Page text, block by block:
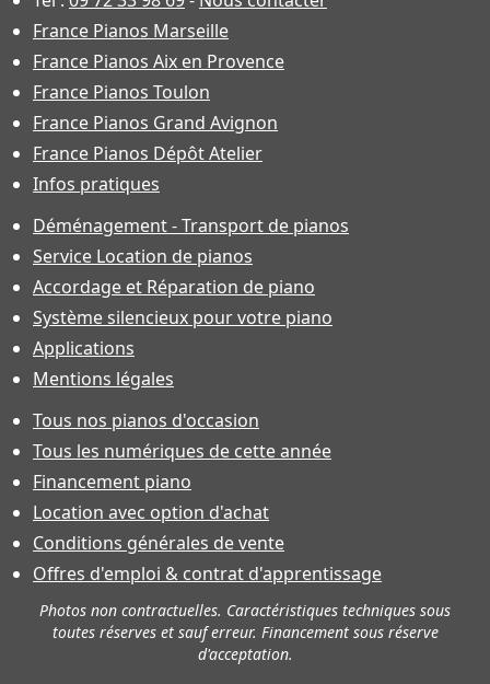
France Pianos Marseille
France Pianos Aix en Provence
France Pianos Toulon
France Pianos Grand Avignon
France Pianos Dépôt Atelier
Infos pratiques
Déménagement - Transport de pianos
Service Location de pianos
Accordage et Réparation de piano
Système silencieux pour votre piano
Applications
Mentions légales
Tous nos pianos d'occasion
Tous les numériques de cette année
Financement piano
Location avec option d'achat
Conditions générales de vente
Offres d'emploi & contrat d'apprentissage
Photos non contractuelles. Caractéristiques techniques sous
toutes réserves et sauf erreur. Financement sous réserve
d'acceptation.